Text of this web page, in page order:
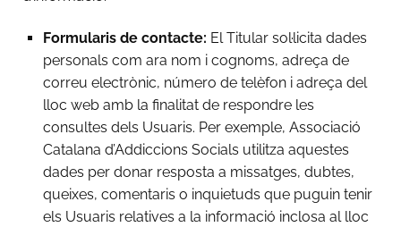
Formularis de contacte: El Titular sol·licita dades
personals com ara nom i cognoms, adreça de
correu electrònic, número de telèfon i adreça del
lloc web amb la finalitat de respondre les
consultes dels Usuaris. Per exemple, Associació
Catalana d’Addiccions Socials utilitza aquestes
dades per donar resposta a missatges, dubtes,
queixes, comentaris o inquietuds que puguin tenir
els Usuaris relatives a la informació inclosa al lloc